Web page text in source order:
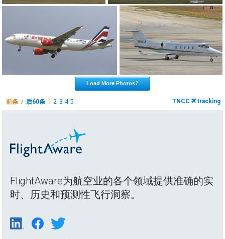
Load More Photos?
前条 / 后60条 12 3 4 5 TNCC tracking
FlightAware为航空业的各个领域提供准确的实
时、历史和预测性飞行洞察。